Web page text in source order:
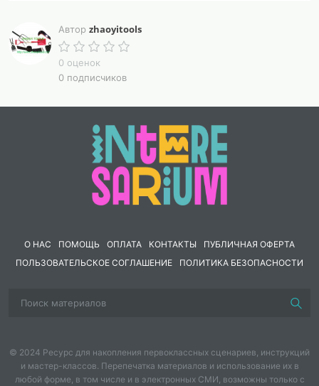
Автор zhaoyitools
0 оценок
0 подписчиков
О НАС ПОМОЩЬ ОПЛАТА КОНТАКТЫ
ПУБЛИЧНАЯ ОФЕРТА
ПОЛЬЗОВАТЕЛЬСКОЕ СОГЛАШЕНИЕ
ПОЛИТИКА БЕЗОПАСНОСТИ
© 2024 Ресурс для накопления первоклассных сценариев, инструкций
и мастер-классов. Перепечатка материалов и использование их в
любой форме, в том числе и в электронных СМИ, возможны только с